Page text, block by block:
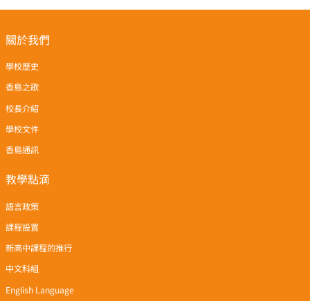
關於我們
學校歷史
香島之歌
校長介紹
學校文件
香島通訊
教學點滴
語言政策
課程設置
新高中課程的推行
中文科組
English Language